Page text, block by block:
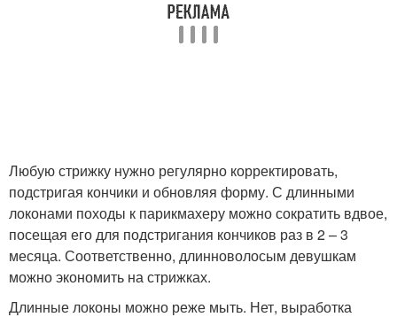
Любую стрижку нужно регулярно корректировать,
подстригая кончики и обновляя форму. С длинными
локонами походы к парикмахеру можно сократить вдвое,
посещая его для подстригания кончиков раз в 2 – 3
месяца. Соответственно, длинноволосым девушкам
можно экономить на стрижках.
Длинные локоны можно реже мыть. Нет, выработка